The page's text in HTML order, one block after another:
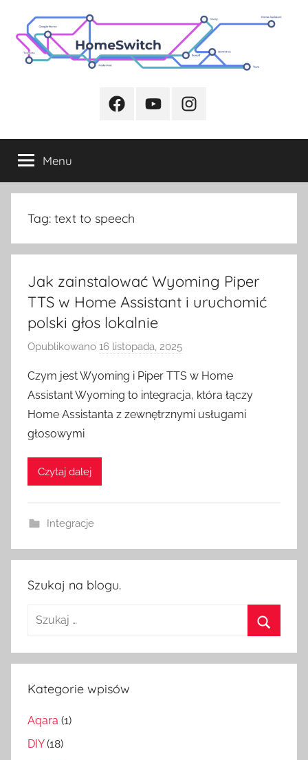
treści
FacebookYoutubeInstagram
Menu
Tag: text to speech
Jak zainstalować Wyoming Piper
TTS w Home Assistant i uruchomić
polski głos lokalnie
Opublikowano 16 listopada, 2025
z
e
z
t
Czym jest Wyoming i Piper TTS w Home
Assistant Wyoming to integracja, która łączy
Home Assistanta z zewnętrznymi usługami
głosowymi
Czytaj dalej
Integracje
Szukaj na blogu.
Szukaj:
Kategorie wpisów
Aqara (1)
DIY(18)